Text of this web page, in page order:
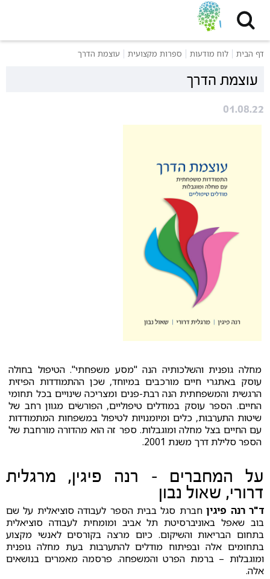
דף הבית לוח מודעות ספרות מקצועית עוצמת הדרך
עוצמת הדרך
01.08.22
מחלה גופנית והשלכותיה הנה "מסע משפחתי". הטיפול בחולה
עוסק באתגרי חיים מורכבים במיוחד, שכן ההתמודדות הפיזית
הרגשית והמשפחתית הנה רבת-פנים ומצריכה שינויים בכל תחומי
החיים. הספר עוסק במודלים טיפוליים, הפורשֹים מגוון רחב של
שיטות התערבות, כלים ומיומנויות לטיפול במשפחות המתמודדות
עם החיים בצל מחלה ומוגבלות. ספר זה הוא מהדורה מורחבת של
הספר סלילת דרך משנת 2001.
על המחברים – רנה פיגין, מרגלית
דרורי, שאול נבון
ד"ר רנה פיגיןחברת סגל בבית הספר לעבודה סוציאלית על שם
בוב שאפל באוניברסיטת תל אביב ומומחית לעבודה סוציאלית
בתחום הבריאות והשיקום. כיום מרצה בקורסים לאנשי מקצוע
בתחומים אלה ובפיתוח מודלים להתערבות בעת מחלה גופנית
ומוגבלות – ברמת הפרט והמשפחה. פרסמה מאמרים בנושאים
אלה.